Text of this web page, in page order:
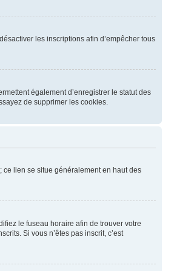
les inscriptions afin d’empêcher tous
également d’enregistrer le statut des
de supprimer les cookies.
ce lien se situe généralement en haut des
le fuseau horaire afin de trouver votre
Si vous n’êtes pas inscrit, c’est